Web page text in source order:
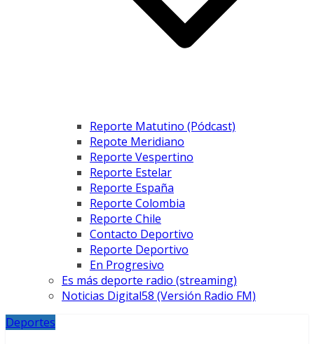
Reporte Matutino (Pódcast)
Repote Meridiano
Reporte Vespertino
Reporte Estelar
Reporte España
Reporte Colombia
Reporte Chile
Contacto Deportivo
Reporte Deportivo
En Progresivo
Es más deporte radio (streaming)
Noticias Digital58 (Versión Radio FM)
Deportes